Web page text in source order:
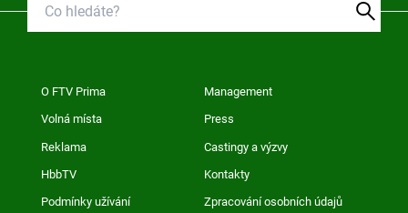
O FTV Prima Management
Volná místa Press
Reklama Castingy a výzvy
HbbTV Kontakty
Podmínky užívání Zpracování osobních údajů